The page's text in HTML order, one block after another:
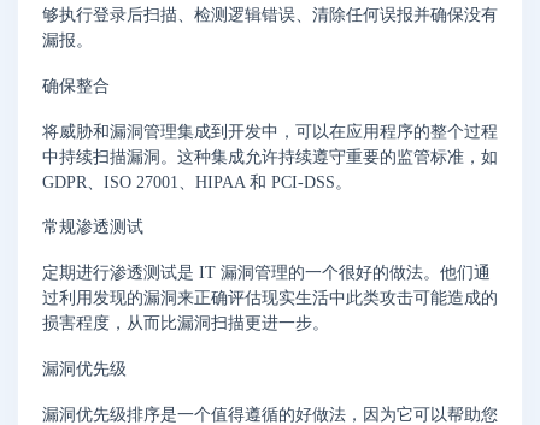
够执行登录后扫描、检测逻辑错误、清除任何误报并确保没有
漏报。
确保整合
将威胁和漏洞管理集成到开发中，可以在应用程序的整个过程
中持续扫描漏洞。这种集成允许持续遵守重要的监管标准，如
GDPR、ISO 27001、HIPAA 和 PCI-DSS。
常规渗透测试
定期进行渗透测试是 IT 漏洞管理的一个很好的做法。他们通
过利用发现的漏洞来正确评估现实生活中此类攻击可能造成的
损害程度，从而比漏洞扫描更进一步。
漏洞优先级
漏洞优先级排序是一个值得遵循的好做法，因为它可以帮助您